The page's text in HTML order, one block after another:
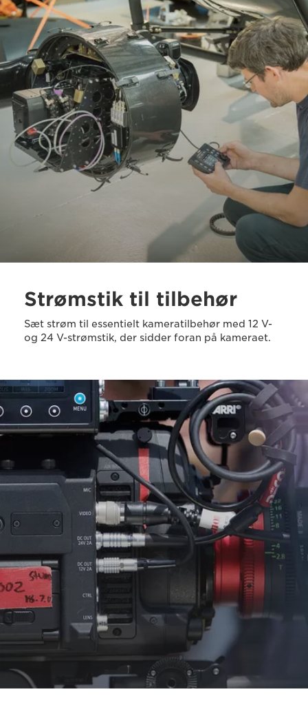
Strømstik til tilbehør
Sæt strøm til essentielt kameratilbehør med 12 V-
og 24 V-strømstik, der sidder foran på kameraet.